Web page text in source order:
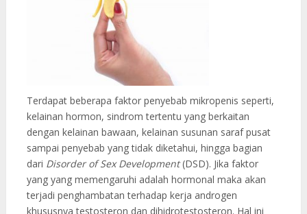
Terdapat beberapa faktor penyebab mikropenis seperti,
kelainan hormon, sindrom tertentu yang berkaitan
dengan kelainan bawaan, kelainan susunan saraf pusat
sampai penyebab yang tidak diketahui, hingga bagian
dari Disorder of Sex Development(DSD). Jika faktor
yang yang memengaruhi adalah hormonal maka akan
terjadi penghambatan terhadap kerja androgen
khususnya testosteron dan dihidrotestosteron. Hal ini